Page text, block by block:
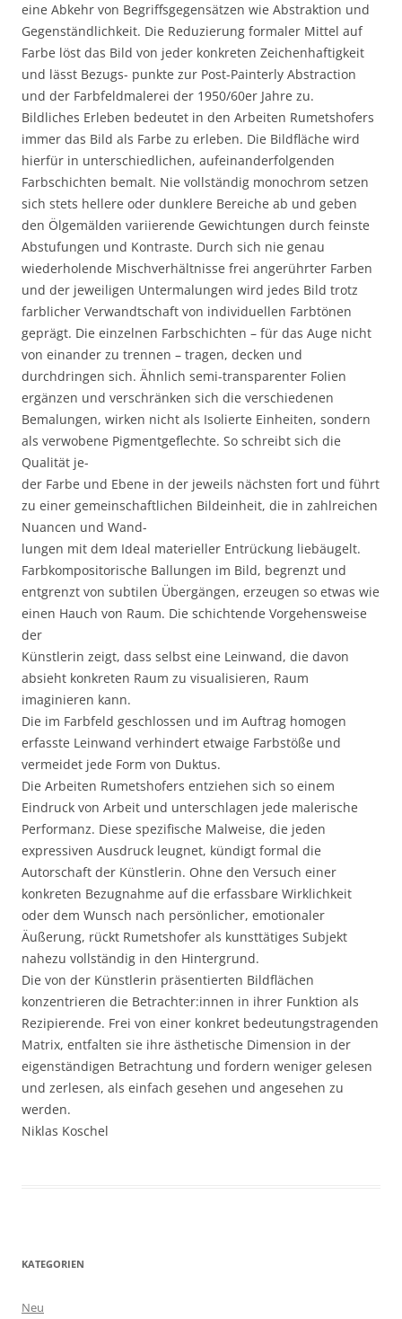
eine Abkehr von Begriffsgegensätzen wie Abstraktion und
Gegenständlichkeit. Die Reduzierung formaler Mittel auf
Farbe löst das Bild von jeder konkreten Zeichenhaftigkeit
und lässt Bezugs- punkte zur Post-Painterly Abstraction
und der Farbfeldmalerei der 1950/60er Jahre zu.
Bildliches Erleben bedeutet in den Arbeiten Rumetshofers
immer das Bild als Farbe zu erleben. Die Bildfläche wird
hierfür in unterschiedlichen, aufeinanderfolgenden
Farbschichten bemalt. Nie vollständig monochrom setzen
sich stets hellere oder dunklere Bereiche ab und geben
den Ölgemälden variierende Gewichtungen durch feinste
Abstufungen und Kontraste. Durch sich nie genau
wiederholende Mischverhältnisse frei angerührter Farben
und der jeweiligen Untermalungen wird jedes Bild trotz
farblicher Verwandtschaft von individuellen Farbtönen
geprägt. Die einzelnen Farbschichten – für das Auge nicht
von einander zu trennen – tragen, decken und
durchdringen sich. Ähnlich semi-transparenter Folien
ergänzen und verschränken sich die verschiedenen
Bemalungen, wirken nicht als Isolierte Einheiten, sondern
als verwobene Pigmentgeflechte. So schreibt sich die
Qualität je-
der Farbe und Ebene in der jeweils nächsten fort und führt
zu einer gemeinschaftlichen Bildeinheit, die in zahlreichen
Nuancen und Wand-
lungen mit dem Ideal materieller Entrückung liebäugelt.
Farbkompositorische Ballungen im Bild, begrenzt und
entgrenzt von subtilen Übergängen, erzeugen so etwas wie
einen Hauch von Raum. Die schichtende Vorgehensweise
der
Künstlerin zeigt, dass selbst eine Leinwand, die davon
absieht konkreten Raum zu visualisieren, Raum
imaginieren kann.
Die im Farbfeld geschlossen und im Auftrag homogen
erfasste Leinwand verhindert etwaige Farbstöße und
vermeidet jede Form von Duktus.
Die Arbeiten Rumetshofers entziehen sich so einem
Eindruck von Arbeit und unterschlagen jede malerische
Performanz. Diese spezifische Malweise, die jeden
expressiven Ausdruck leugnet, kündigt formal die
Autorschaft der Künstlerin. Ohne den Versuch einer
konkreten Bezugnahme auf die erfassbare Wirklichkeit
oder dem Wunsch nach persönlicher, emotionaler
Äußerung, rückt Rumetshofer als kunsttätiges Subjekt
nahezu vollständig in den Hintergrund.
Die von der Künstlerin präsentierten Bildflächen
konzentrieren die Betrachter:innen in ihrer Funktion als
Rezipierende. Frei von einer konkret bedeutungstragenden
Matrix, entfalten sie ihre ästhetische Dimension in der
eigenständigen Betrachtung und fordern weniger gelesen
und zerlesen, als einfach gesehen und angesehen zu
werden.
Niklas Koschel
KATEGORIEN
Neu